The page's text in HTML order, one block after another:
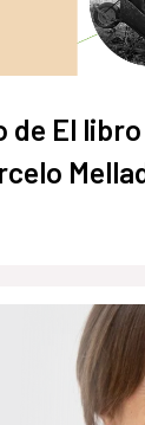
de El